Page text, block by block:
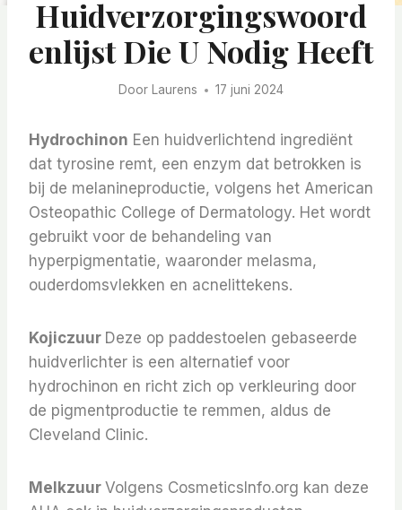
Huidverzorgingswoord
Enlijst Die U Nodig Heeft
Door Laurens 17 juni 2024
Hydrochinon Een huidverlichtend ingrediënt
dat tyrosine remt, een enzym dat betrokken is
bij de melanineproductie, volgens het American
Osteopathic College of Dermatology. Het wordt
gebruikt voor de behandeling van
hyperpigmentatie, waaronder melasma,
ouderdomsvlekken en acnelittekens.
Kojiczuur Deze op paddestoelen gebaseerde
huidverlichter is een alternatief voor
hydrochinon en richt zich op verkleuring door
de pigmentproductie te remmen, aldus de
Cleveland Clinic.
Melkzuur Volgens CosmeticsInfo.org kan deze